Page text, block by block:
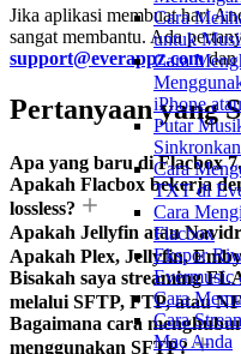
Cara
untuk
Cara
iPhone
Putar
Cara
TXT di
Cara
Flacbox
Ekspor
Evermusic
Cara
Cara
Mac Anda
Jika aplikasi membuat hari
sangat membantu. Ada
support@everappz.comdan
Pertanyaan yang
Apa yang baru di Flacbox
Apakah Flacbox bekerja
lossless?
Apakah Jellyfin atau
Apakah Plex, Jellyfin,
Bisakah saya streaming
melalui SFTP, FTP, atau
Bagaimana cara
menggunakan SFTP?